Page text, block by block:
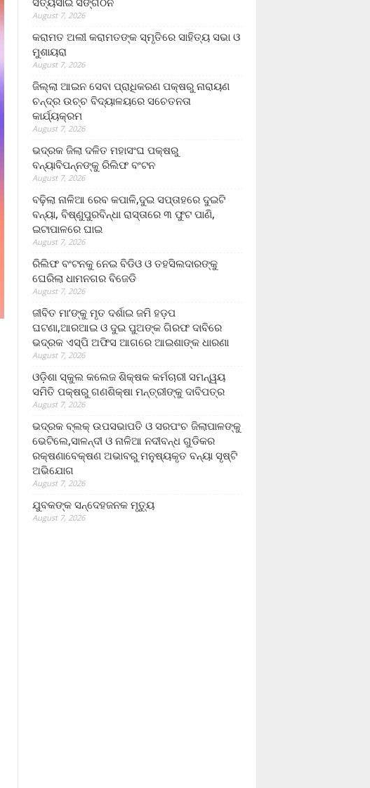
August 7, 2026
କରାମତ ଅଲୀ କରାମତଙ୍କ ସ୍ମୃତିରେ ସାହିତ୍ୟ ସଭା ଓ
ମୁଶାୟରା
August 7, 2026
ଜିଲ୍ଲା ଆଇନ ସେବା ପ୍ରାଧିକରଣ ପକ୍ଷରୁ ନାରାୟଣ
ଚନ୍ଦ୍ର ଉଚ୍ଚ ବିଦ୍ୟାଳୟରେ ସଚେତନତା
କାର୍ଯ୍ୟକ୍ରମ
August 7, 2026
ଭଦ୍ରକ ଜିଲା ଦଳିତ ମହାସଂଘ ପକ୍ଷରୁ
ବନ୍ୟାବିପନ୍ନଙ୍କୁ ରିଲିଫ ବଂଟନ
August 7, 2026
ବଢ଼ିଲା ନାଳିଆ ରେବ କପାଳି,ଦୁଇ ସପ୍ତାହରେ ଦୁଇଟି
ବନ୍ୟା, ବିଷ୍ଣୁପୁରବିନ୍ଧା ରାସ୍ତାରେ ୩ ଫୁଟ ପାଣି,
ଇଟାପାଳରେ ଘାଇ
August 7, 2026
ରିଲିଫ ବଂଟନକୁ ନେଇ ବିଡିଓ ଓ ତହସିଲଦାରଙ୍କୁ
ଘେରିଲା ଧାମନଗର ବିଜେଡି
August 7, 2026
ଜୀବିତ ମା’ଙ୍କୁ ମୃତ ଦର୍ଶାଇ ଜମି ହଡ଼ପ
ଘଟଣା,ଆରଆଇ ଓ ଦୁଇ ପୁଅଙ୍କ ଗିରଫ ଦାବିରେ
ଭଦ୍ରକ ଏସ୍‌ପି ଅଫିସ ଆଗରେ ଆଇଶାଙ୍କ ଧାରଣା
August 7, 2026
ଓଡ଼ିଶା ସ୍କୁଲ କଲେଜ ଶିକ୍ଷକ କର୍ମଚାରୀ ସମନ୍ୱୟ
ସମିତି ପକ୍ଷରୁ ଗଣଶିକ୍ଷା ମନ୍ତ୍ରୀଙ୍କୁ ଦାବିପତ୍ର
August 7, 2026
ଭଦ୍ରକ ବ୍ଲକ୍ ଉପସଭାପତି ଓ ସରପଂଚ ଜିଲାପାଳଙ୍କୁ
ଭେଟିଲେ,ସାଳନ୍ଦୀ ଓ ନାଳିଆ ନଦୀବନ୍ଧ ଗୁଡିକର
ରକ୍ଷଣାବେକ୍ଷଣ ଅଭାବରୁ ମନୁଷ୍ୟକୃତ ବନ୍ୟା ସୃଷ୍ଟି
ଅଭିଯୋଗ
August 7, 2026
ଯୁବକଙ୍କ ସନ୍ଦେହଜନକ ମୃତ୍ୟୁ
August 7, 2026